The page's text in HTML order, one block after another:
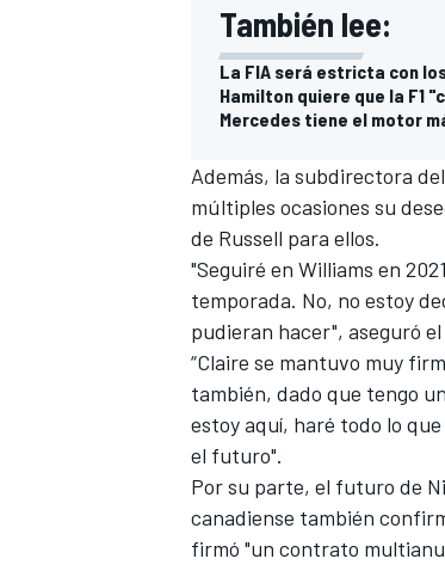
WRC
También lee:
La FIA será estricta con
Hamilton quiere que la F1
Mercedes tiene el motor
Además, la subdirectora
múltiples ocasiones su
de Russell para ellos.
"Seguiré en Williams en
temporada. No, no estoy
pudieran hacer", aseguró
“Claire se mantuvo muy
también, dado que tengo
estoy aquí, haré todo lo
el futuro".
Por su parte, el futuro de
canadiense también
firmó "un contrato